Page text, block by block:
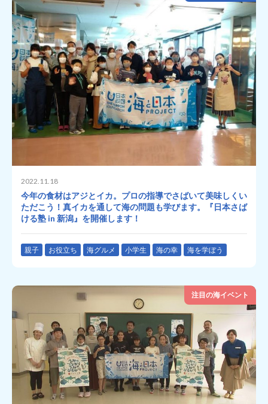
2022.11.18
今年の食材はアジとイカ。プロの指導でさばいて美味しくい
ただこう！真イカを通して海の問題も学びます。『日本さば
ける塾 in 新潟』を開催します！
親子 お役立ち 海グルメ 小学生 海の幸 海を学ぼう
注目の海イベント